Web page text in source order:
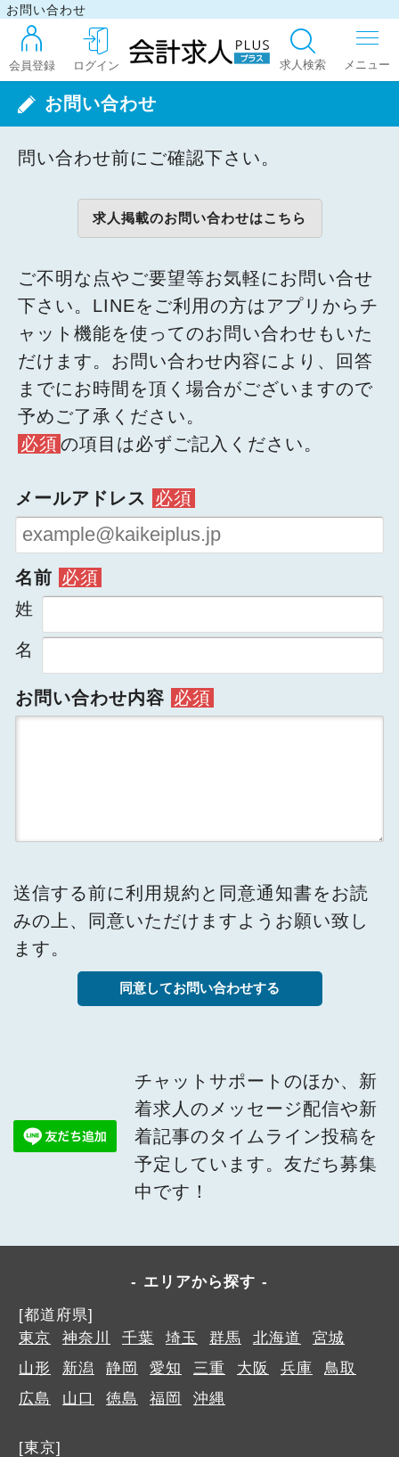
お問い合わせ
会員登録 ログイン 求人検索
最近見た求人
マイリスト
お問い合わせ
今すぐ会員登録
採用ご担当者様
お問い合わせ
問い合わせ前にご確認下さい。
求人掲載のお問い合わせはこちら
ご不明な点やご要望等お気軽にお問い合せ
下さい。LINEをご利用の方はアプリからチ
ャット機能を使ってのお問い合わせもいた
だけます。お問い合わせ内容により、回答
までにお時間を頂く場合がございますので
予めご了承ください。
必須の項目は必ずご記入ください。
メールアドレス 必須
名前 必須
姓
名
お問い合わせ内容 必須
送信する前に利用規約 と 同意通知書をお読
みの上、同意いただけますようお願い致し
ます。
チャットサポートのほか、新
着求人のメッセージ配信や新
着記事のタイムライン投稿を
予定しています。友だち募集
中です！
エリアから探す
[都道府県]
東京
神奈川 千葉 埼玉 群馬 北海道
宮城
山形
新潟 静岡 愛知 三重 大阪 兵庫
鳥取
広島
山口 徳島 福岡 沖縄
[東京]